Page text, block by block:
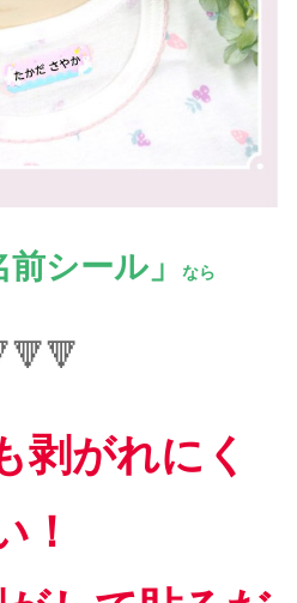
前シール」 なら
🔻🔻
剥がれにく
！